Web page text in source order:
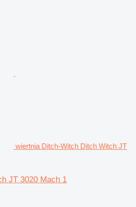
wiertnia Ditch-Witch Ditch Witch JT
JT 3020 Mach 1